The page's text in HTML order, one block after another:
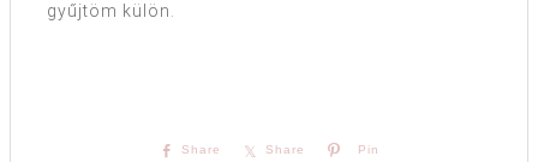
gyűjtöm külön.
Share Share Pin